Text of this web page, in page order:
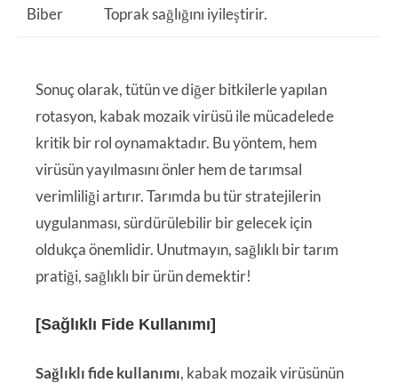
Biber Toprak sağlığını iyileştirir.
Sonuç olarak, tütün ve diğer bitkilerle yapılan
rotasyon, kabak mozaik virüsü ile mücadelede
kritik bir rol oynamaktadır. Bu yöntem, hem
virüsün yayılmasını önler hem de tarımsal
verimliliği artırır. Tarımda bu tür stratejilerin
uygulanması, sürdürülebilir bir gelecek için
oldukça önemlidir. Unutmayın, sağlıklı bir tarım
pratiği, sağlıklı bir ürün demektir!
[Sağlıklı Fide Kullanımı]
Sağlıklı fide kullanımı, kabak mozaik virüsünün